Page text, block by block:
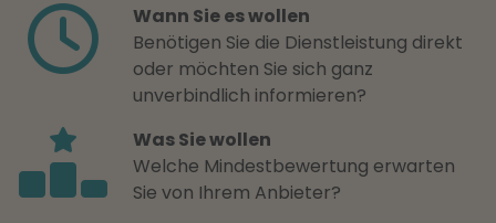
Wann Sie es wollen
Benötigen Sie die Dienstleistung direkt
oder möchten Sie sich ganz
unverbindlich informieren?
Was Sie wollen
Welche Mindestbewertung erwarten
Sie von Ihrem Anbieter?